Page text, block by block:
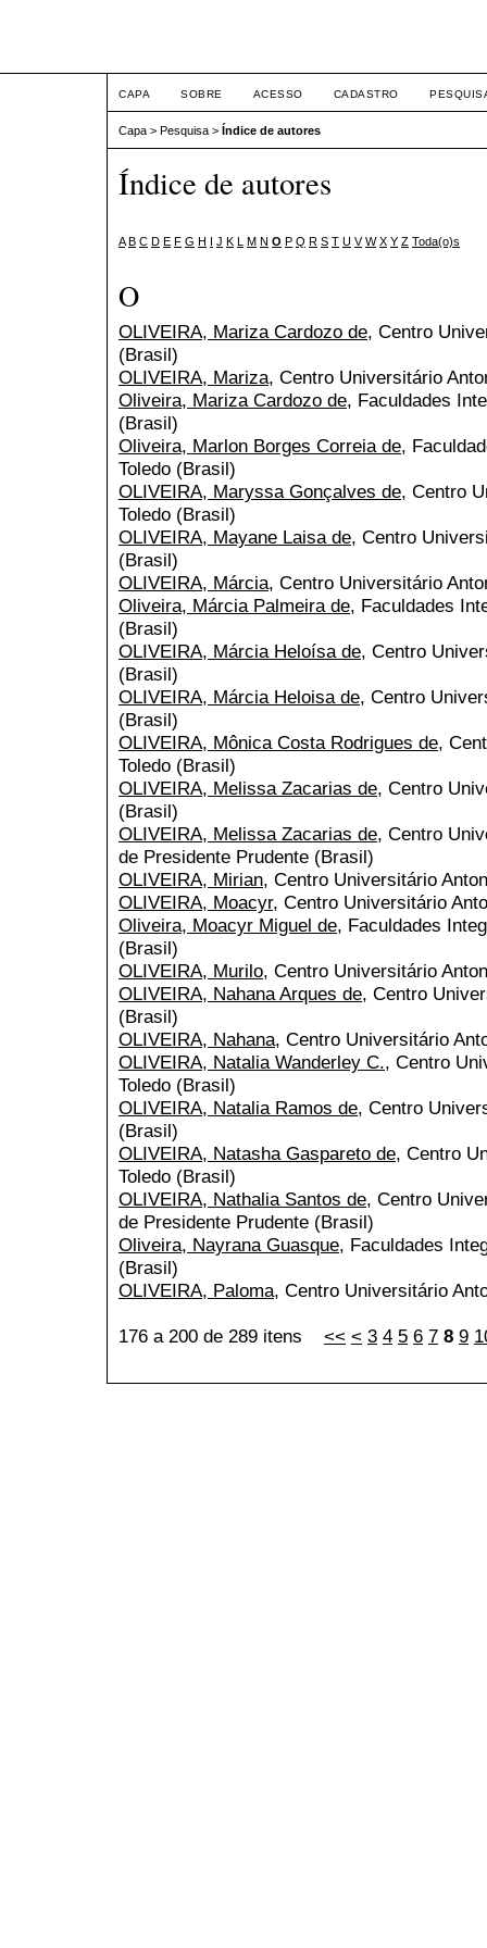
CAPA SOBRE ACESSO CADASTRO
Capa > Pesquisa > Índice de autores
Índice de autores
A B C D E F G H I J K L M N O P Q R S T U V W X Y Z Toda(o)s
O
OLIVEIRA, Mariza Cardozo de, Centro
(Brasil)
OLIVEIRA, Mariza, Centro Universitário
Oliveira, Mariza Cardozo de, Faculdades
(Brasil)
Oliveira, Marlon Borges Correia de,
Toledo (Brasil)
OLIVEIRA, Maryssa Gonçalves de, Centro
Toledo (Brasil)
OLIVEIRA, Mayane Laisa de, Centro
(Brasil)
OLIVEIRA, Márcia, Centro Universitário
Oliveira, Márcia Palmeira de, Faculdades
(Brasil)
OLIVEIRA, Márcia Heloísa de, Centro
(Brasil)
OLIVEIRA, Márcia Heloisa de, Centro
(Brasil)
OLIVEIRA, Mônica Costa Rodrigues de,
Toledo (Brasil)
OLIVEIRA, Melissa Zacarias de, Centro
(Brasil)
OLIVEIRA, Melissa Zacarias de, Centro
de Presidente Prudente (Brasil)
OLIVEIRA, Mirian, Centro Universitário
OLIVEIRA, Moacyr, Centro Universitário
Oliveira, Moacyr Miguel de, Faculdades
(Brasil)
OLIVEIRA, Murilo, Centro Universitário
OLIVEIRA, Nahana Arques de, Centro
(Brasil)
OLIVEIRA, Nahana, Centro Universitário
OLIVEIRA, Natalia Wanderley C., Centro
Toledo (Brasil)
OLIVEIRA, Natalia Ramos de, Centro
(Brasil)
OLIVEIRA, Natasha Gaspareto de, Centro
Toledo (Brasil)
OLIVEIRA, Nathalia Santos de, Centro
de Presidente Prudente (Brasil)
Oliveira, Nayrana Guasque, Faculdades
(Brasil)
OLIVEIRA, Paloma, Centro Universitário
176 a 200 de 289 itens << < 3 4 5 6 7 8 9